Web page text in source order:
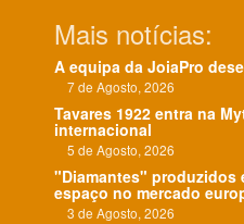
Mais notícias:
A equipa da JoiaPro
7 de Agosto, 2026
Tavares 1922 entra na
internacional
5 de Agosto, 2026
"Diamantes" produzidos
espaço no mercado
3 de Agosto, 2026